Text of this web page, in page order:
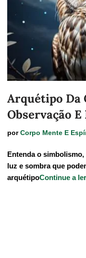
Arquétipo Da
Observação
por Corpo Mente E
Entenda o
luz e sombra que
arquétipoContinue a